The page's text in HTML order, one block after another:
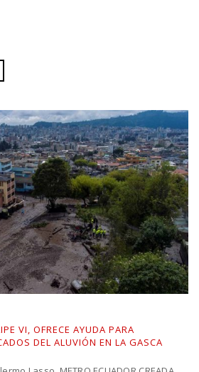
VI, OFRECE AYUDA PARA
DEL ALUVIÓN EN LA GASCA